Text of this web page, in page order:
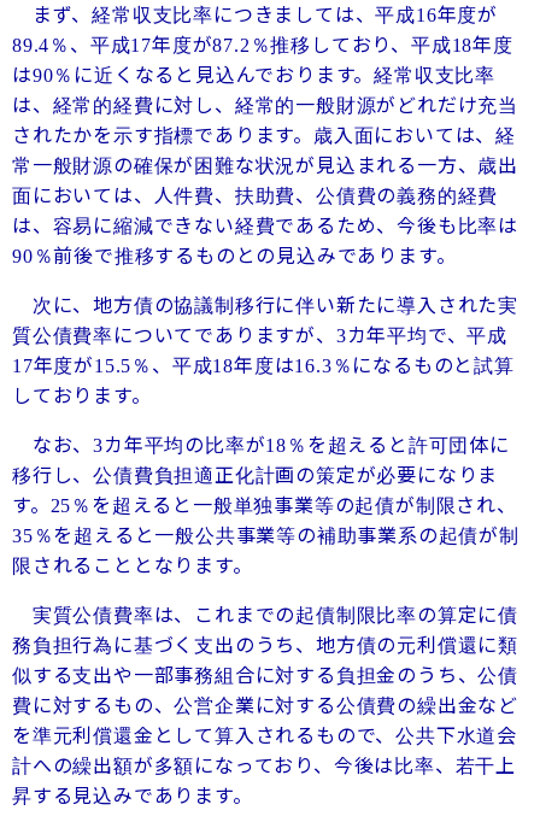
まず、経常収支比率につきましては、平成16年度が
89.4 ％、平成17年度が87.2 ％推移しており、平成18年度
は90％に近くなると見込んでおります。経常収支比率
は、経常的経費に対し、経常的一般財源がどれだけ充当
されたかを示す指標であります。歳入面においては、経
常一般財源の確保が困難な状況が見込まれる一方、歳出
面においては、人件費、扶助費、公債費の義務的経費
は、容易に縮減できない経費であるため、今後も比率は
90 ％前後で推移するものとの見込みであります。
次に、地方債の協議制移行に伴い新たに導入された実
質公債費率についてでありますが、
3カ年平均で、平成
17年度が15.5 ％、平成18年度は16.3 ％になるものと試算
しております。
なお、3カ年平均の比率が18 ％を超えると許可団体に
移行し、公債費負担適正化計画の策定が必要になりま
す。
25 ％を超えると一般単独事業等の起債が制限され、
35 ％を超えると一般公共事業等の補助事業系の起債が制
限されることとなります。
実質公債費率は、これまでの起債制限比率の算定に債
務負担行為に基づく支出のうち、地方債の元利償還に類
似する支出や一部事務組合に対する負担金のうち、公債
費に対するもの、公営企業に対する公債費の繰出金など
を準元利償還金として算入されるもので、公共下水道会
計への繰出額が多額になっており、今後は比率、若干上
昇する見込みであります。